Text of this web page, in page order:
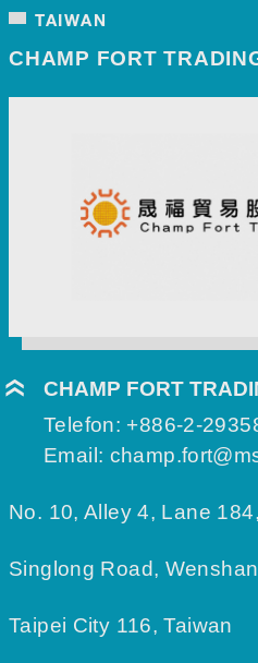
TAIWAN
CHAMP FORT
CHAMP FORT
Telefon: +886-2-
Email:
No. 10, Alley 4, Lane
Singlong Road,
Taipei City 116, Taiwan